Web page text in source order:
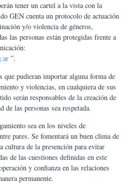
tener un cartel a la vista con la
GEN cuenta un protocolo de actuación
y/o violencia de géneros,
las personas están protegidas frente a
”.
pudieran importar alguna forma de
y violencias, en cualquiera de sus
serán responsables de la creación de
las personas sea respetada.
sea en los niveles de
pares. Se fomentará un buen clima de
cultura de la prevención para evitar
de las cuestiones definidas en este
y confianza en las relaciones
permanente.